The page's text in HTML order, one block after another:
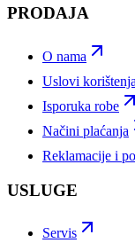
PRODAJA
O nama
Uslovi korištenja
Isporuka robe
Načini plaćanja
Reklamacije i
USLUGE
Servis